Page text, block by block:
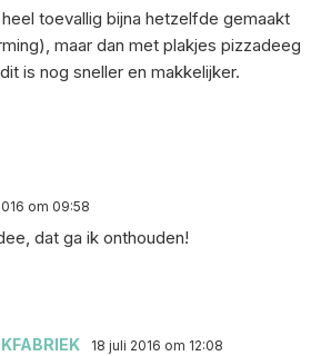
toevallig bijna hetzelfde gemaakt
maar dan met plakjes pizzadeeg
is nog sneller en makkelijker.
om 09:58
dat ga ik onthouden!
18 juli 2016 om 12:08